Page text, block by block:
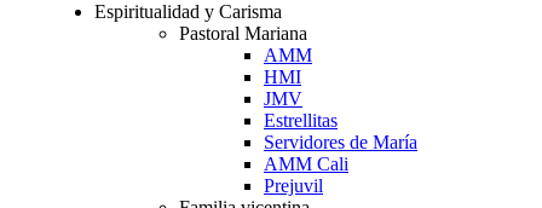
Espiritualidad y Carisma
Pastoral Mariana
AMM
HMI
JMV
Estrellitas
Servidores de María
AMM Cali
Prejuvil